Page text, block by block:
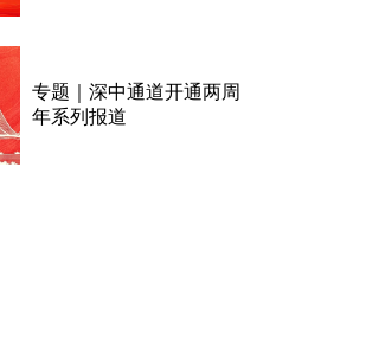
专题｜深中通道开通两周
年系列报道